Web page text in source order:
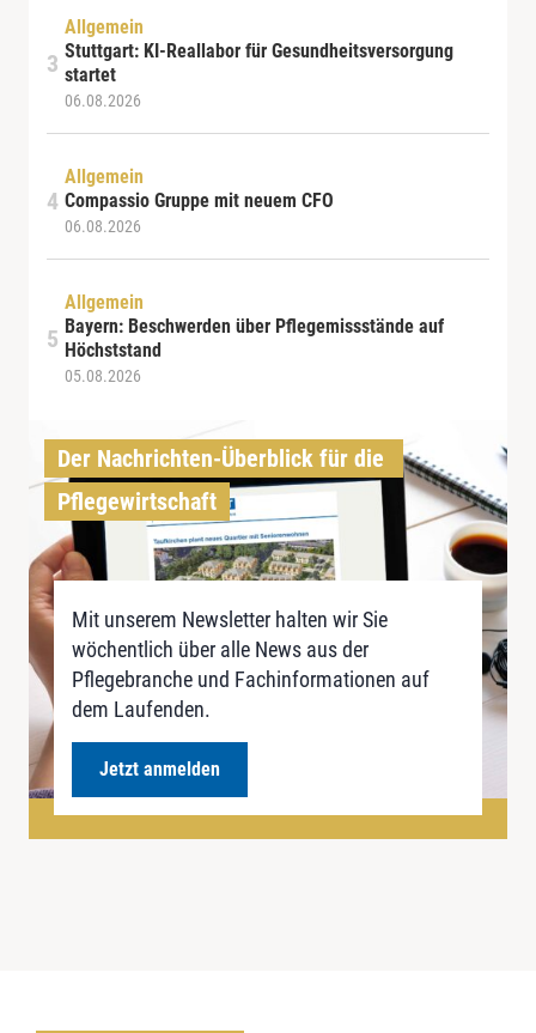
Allgemein
Stuttgart: KI-Reallabor für Gesundheitsversorgung
startet
06.08.2026
Allgemein
Compassio Gruppe mit neuem CFO
06.08.2026
Allgemein
Bayern: Beschwerden über Pflegemissstände auf
Höchststand
05.08.2026
Der Nachrichten-Überblick für die
Pflegewirtschaft
Mit unserem Newsletter halten wir Sie
wöchentlich über alle News aus der
Pflegebranche und Fachinformationen auf
dem Laufenden.
Jetzt anmelden